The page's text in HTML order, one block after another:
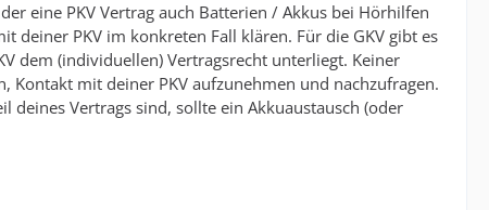
eine PKV Vertrag auch Batterien / Akkus bei Hörhilfen
deiner PKV im konkreten Fall klären. Für die GKV gibt es
dem (individuellen) Vertragsrecht unterliegt. Keiner
Kontakt mit deiner PKV aufzunehmen und nachzufragen.
deines Vertrags sind, sollte ein Akkuaustausch (oder